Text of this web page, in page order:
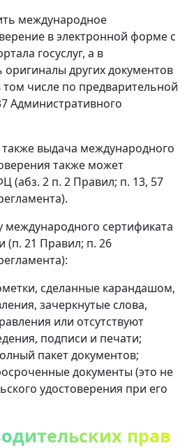
международное
в электронной форме с
госуслуг, а в
других документов
числе по предварительной
Административного
выдача международного
также может
(абз. 2 п. 2 Правил; п. 13, 57
сертификата
(п. 21 Правил; п. 26
сделанные карандашом,
зачеркнутые слова,
или отсутствуют
подписи и печати;
пакет документов;
документы (это не
удостоверения при его
прав